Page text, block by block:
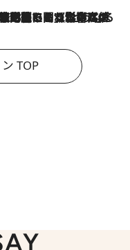
チャージ料の高値が続いている」ホルムズ海峡封鎖による影響はいつまで続く？《エネルギー専門家に聞く“どうなる日本の暮らし”》
TOP